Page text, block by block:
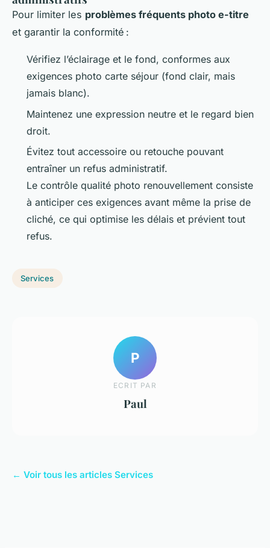
Pour limiter les problèmes fréquents photo e-titre
et garantir la conformité :
Vérifiez l’éclairage et le fond, conformes aux
exigences photo carte séjour (fond clair, mais
jamais blanc).
Maintenez une expression neutre et le regard bien
droit.
Évitez tout accessoire ou retouche pouvant
entraîner un refus administratif.
Le contrôle qualité photo renouvellement consiste
à anticiper ces exigences avant même la prise de
cliché, ce qui optimise les délais et prévient tout
refus.
Services
P
ECRIT PAR
Paul
← Voir tous les articles Services